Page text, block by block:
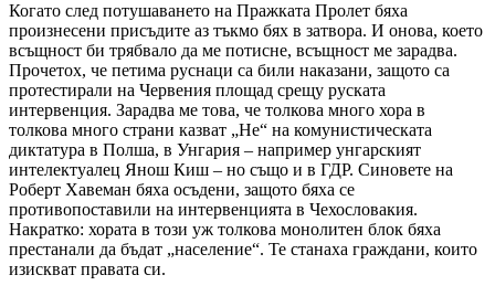
Когато след потушаването на Пражката Пролет бяха
произнесени присъдите аз тъкмо бях в затвора. И онова, което
всъщност би трябвало да ме потисне, всъщност ме зарадва.
Прочетох, че петима руснаци са били наказани, защото са
протестирали на Червения площад срещу руската
интервенция. Зарадва ме това, че толкова много хора в
толкова много страни казват „Не“ на комунистическата
диктатура в Полша, в Унгария – например унгарският
интелектуалец Янош Киш – но също и в ГДР. Синовете на
Роберт Хавеман бяха осъдени, защото бяха се
противопоставили на интервенцията в Чехословакия.
Накратко: хората в този уж толкова монолитен блок бяха
престанали да бъдат „население“. Те станаха граждани, които
изискват правата си.